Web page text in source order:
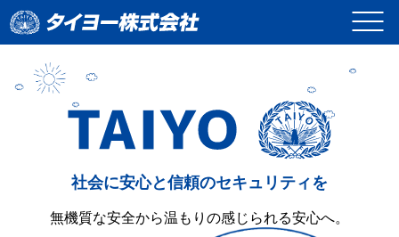
社会に安心と信頼のセキュリティを
無機質な安全から温もりの感じられる安心へ。